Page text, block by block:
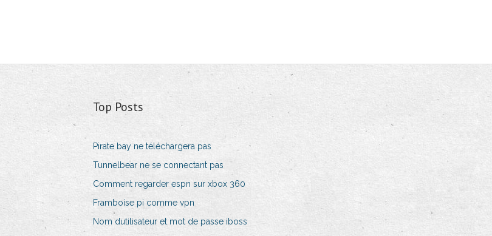
Top Posts
Pirate bay ne téléchargera pas
Tunnelbear ne se connectant pas
Comment regarder espn sur xbox 360
Framboise pi comme vpn
Nom dutilisateur et mot de passe iboss